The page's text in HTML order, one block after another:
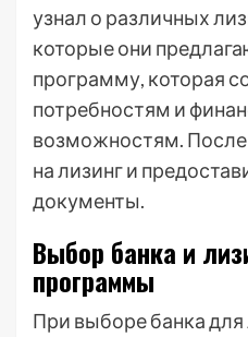
узнал о различных
которые они
программу, которая
потребностям и
возможностям. После
на лизинг и
документы.
Выбор банка и
программы
При выборе банка